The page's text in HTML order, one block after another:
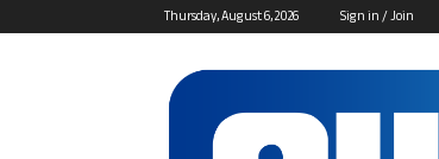
Thursday, August 6, 2026 Sign in / Join